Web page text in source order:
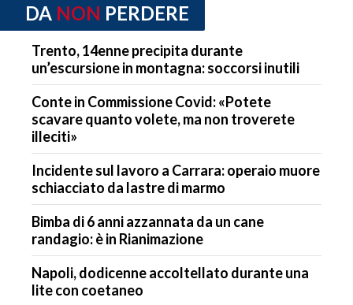
DA NON PERDERE
Trento, 14enne precipita durante
un’escursione in montagna: soccorsi inutili
Conte in Commissione Covid: «Potete
scavare quanto volete, ma non troverete
illeciti»
Incidente sul lavoro a Carrara: operaio muore
schiacciato da lastre di marmo
Bimba di 6 anni azzannata da un cane
randagio: è in Rianimazione
Napoli, dodicenne accoltellato durante una
lite con coetaneo